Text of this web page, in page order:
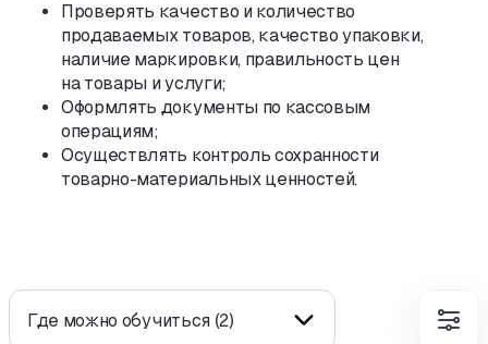
Проверять качество и количество
продаваемых товаров, качество упаковки,
наличие маркировки, правильность цен
на товары и услуги;
Оформлять документы по кассовым
операциям;
Осуществлять контроль сохранности
товарно-материальныхценностей.
Где можно обучиться (2)